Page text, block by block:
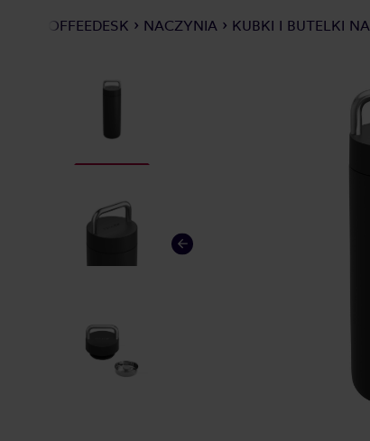
COFFEEDESK NACZYNIA KUBKI I BUTELKI